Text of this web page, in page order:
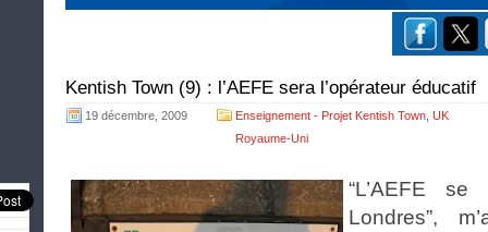
Kentish Town (9) : l’AEFE sera l’opérateur éducatif
19 décembre, 2009 Enseignement - Projet Kentish Town UK
Royaume-Uni
“L’AEFE
Londres”,